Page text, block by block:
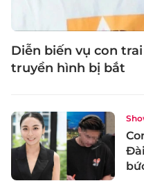
Diễn biến vụ con
truyền hình bị bắt